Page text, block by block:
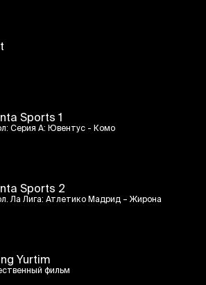
Sports 1
Серия А: Ювентус - Комо
Sports 2
Ла Лига: Атлетико Мадрид – Жирона
Yurtim
фильм